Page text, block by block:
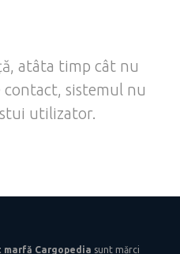
atâta timp cât nu
contact, sistemul nu
utilizator.
marfă Cargopedia sunt mărci